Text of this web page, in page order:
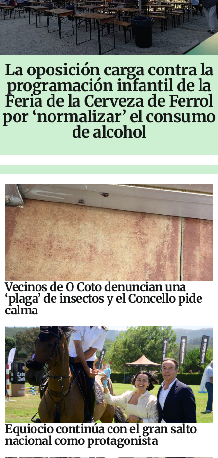
La oposición carga contra la
programación infantil de la
Feria de la Cerveza de Ferrol
por ‘normalizar’ el consumo
de alcohol
Vecinos de O Coto denuncian una
‘plaga’ de insectos y el Concello pide
calma
Equiocio continúa con el gran salto
nacional como protagonista